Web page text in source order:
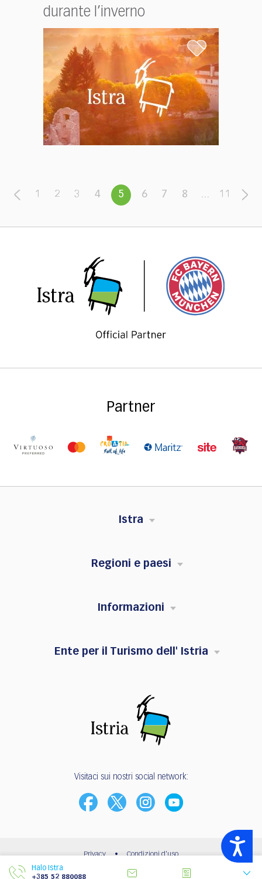
Accessibility
durante l’inverno
1 2 3 4 5 6 7 8 ... 11
Partner
Istra
Regioni e paesi
Informazioni
Ente per il Turismo dell' Istria
Visitaci sui nostri social network:
Privacy • Condizioni d'uso
© 2003 - 2026 | Ente per il Turismo dell’Istria
Halo Istra
+385 52 880088